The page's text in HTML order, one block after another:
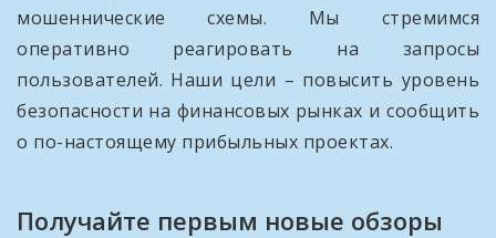
мошеннические схемы. Мы стремимся
оперативно реагировать на запросы
пользователей. Наши цели – повысить уровень
безопасности на финансовых рынках и сообщить
о по-настоящему прибыльных проектах.
Получайте первым новые обзоры